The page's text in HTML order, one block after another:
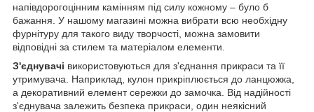
напівдорогоцінним камінням під силу кожному – було б
бажання. У нашому магазині можна вибрати всю необхідну
фурнітуру для такого виду творчості, можна замовити
відповідні за стилем та матеріалом елементи.
З'єднувачі використовуються для з'єднання прикраси та її
утримувача. Наприклад, кулон прикріплюється до ланцюжка,
а декоративний елемент сережки до замочка. Від надійності
з'єднувача залежить безпека прикраси, один неякісний